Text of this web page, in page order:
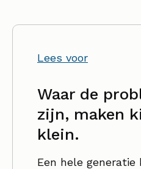
Lees voor
Waar de
zijn, maken
klein.
Een hele generatie